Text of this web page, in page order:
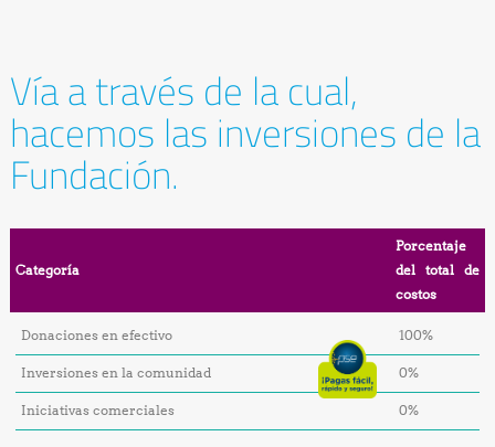
Vía a través de la cual,
hacemos las inversiones de la
Fundación.
Categoría
Porcentaje
del total de
costos
Donaciones en efectivo 100%
Inversiones en la comunidad 0%
Iniciativas comerciales 0%